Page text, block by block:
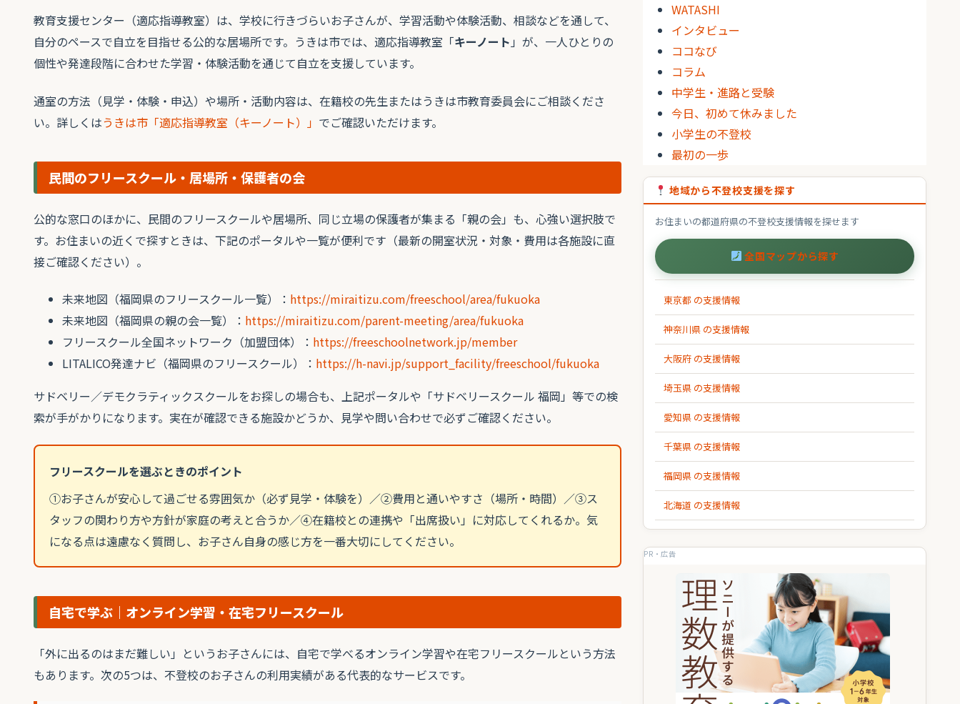
教育支援センター（適応指導教室）は、学校に行きづらいお子さんが、学習活動や体験活動、相談などを通して、
自分のペースで自立を目指せる公的な居場所です。うきは市では、適応指導教室「キーノート」が、一人ひとりの
個性や発達段階に合わせた学習・体験活動を通じて自立を支援しています。
通室の方法（見学・体験・申込）や場所・活動内容は、在籍校の先生またはうきは市教育委員会にご相談くださ
い。詳しくはうきは市「適応指導教室（キーノート）」 でご確認いただけます。
民間のフリースクール・居場所・保護者の会
公的な窓口のほかに、民間のフリースクールや居場所、同じ立場の保護者が集まる「親の会」も、心強い選択肢で
す。お住まいの近くで探すときは、下記のポータルや一覧が便利です（最新の開室状況・対象・費用は各施設に直
接ご確認ください）。
未来地図（福岡県のフリースクール一覧）： https://miraitizu.com/freeschool/area/fukuoka
未来地図（福岡県の親の会一覧）： https://miraitizu.com/parent-meeting/area/fukuoka
フリースクール全国ネットワーク（加盟団体）： https://freeschoolnetwork.jp/member
LITALICO発達ナビ（福岡県のフリースクール）： https://h-navi.jp/support_facility/freeschool/fukuoka
サドベリー／デモクラティックスクールをお探しの場合も、上記ポータルや「サドベリースクール 福岡」等での検
索が手がかりになります。実在が確認できる施設かどうか、見学や問い合わせで必ずご確認ください。
フリースクールを選ぶときのポイント
①お子さんが安心して過ごせる雰囲気か（必ず見学・体験を）／②費用と通いやすさ（場所・時間）／③ス
タッフの関わり方や方針が家庭の考えと合うか／④在籍校との連携や「出席扱い」に対応してくれるか。気
になる点は遠慮なく質問し、お子さん自身の感じ方を一番大切にしてください。
自宅で学ぶ｜オンライン学習・在宅フリースクール
「外に出るのはまだ難しい」というお子さんには、自宅で学べるオンライン学習や在宅フリースクールという方法
もあります。次の5つは、不登校のお子さんの利用実績がある代表的なサービスです。
WATASHI
インタビュー
ココなび
コラム
中学生・進路と受験
今日、初めて休みました
小学生の不登校
最初の一歩
地域から不登校支援を探す
お住まいの都道府県の不登校支援情報を探せます
全国マップから探す
東京都 の支援情報
神奈川県 の支援情報
大阪府 の支援情報
埼玉県 の支援情報
愛知県 の支援情報
千葉県 の支援情報
福岡県 の支援情報
北海道 の支援情報
PR・広告